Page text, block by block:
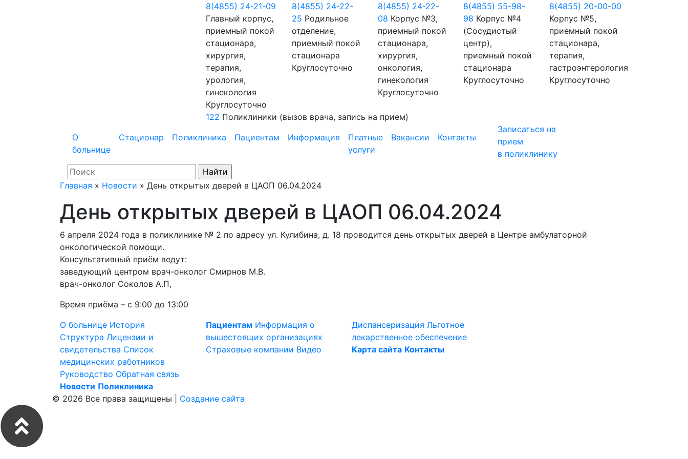
8(4855) 24-21-09
Главный корпус,
приемный покой
стационара,
хирургия,
терапия,
урология,
гинекология
Круглосуточно
8(4855) 24-22-
25 Родильное
отделение,
приемный покой
стационара
Круглосуточно
8(4855) 24-22-
08 Корпус №3,
приемный покой
стационара,
хирургия,
онкология,
гинекология
Круглосуточно
8(4855) 55-98-
98 Корпус №4
(Сосудистый
центр),
приемный покой
стационара
Круглосуточно
8(4855) 20-00-00
Корпус №5,
приемный покой
стационара,
терапия,
гастроэнтерология
Круглосуточно
122 Поликлиники (вызов врача, запись на прием)
О
больнице
Стационар Поликлиника Пациентам Информация
Платные
услуги
Вакансии Контакты
Записаться на
прием
в поликлинику
Главная » Новости » День открытых дверей в ЦАОП 06.04.2024
День открытых дверей в ЦАОП 06.04.2024
6 апреля 2024 года в поликлинике № 2 по адресу ул. Кулибина, д. 18 проводится день открытых дверей в Центре амбулаторной
онкологической помощи.
Консультативный приём ведут:
заведующий центром врач-онколог Смирнов М.В.
врач-онколог Соколов А.П,
Время приёма – с 9:00 до 13:00
О больнице История
Структура Лицензии и
свидетельства Список
медицинских работников
Руководство Обратная связь
Новости Поликлиника
Пациентам Информация о
вышестоящих организациях
Страховые компании Видео
Диспансеризация Льготное
лекарственное обеспечение
Карта сайта Контакты
© 2026 Все права защищены | Создание сайта